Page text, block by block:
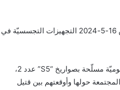
كذلك استهدفت ‏المقاومة الإسلامية عند الساعة 5:15 من بعد ظهر يوم الخميس 16-5-2024 التجهيزات ‏التجسسيّة في
واستهدف مجاهدو المقاومة الاسلامية موقع المطلة ‏وحاميته وآلياته بمسيّرة هجوميّة مسلّحة بصواريخ “‏S5‎‏” عدد 2،
وعند وصولها النقطة المحددة ‏لها أطلقت صواريخها على إحدى آلياته والعناصر المجتمعة حولها‎ ‎وأوقعتهم بين قتيل